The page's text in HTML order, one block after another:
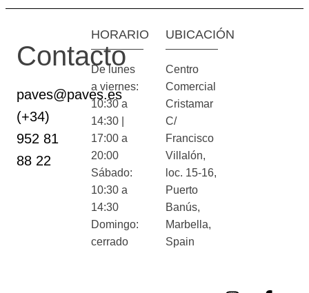
Contacto
paves@paves.es
(+34)
952 81
88 22
HORARIO
De lunes
a viernes:
10:30 a
14:30 |
17:00 a
20:00
Sábado:
10:30 a
14:30
Domingo:
cerrado
UBICACIÓN
Centro
Comercial
Cristamar
C/
Francisco
Villalón,
loc. 15-16,
Puerto
Banús,
Marbella,
Spain